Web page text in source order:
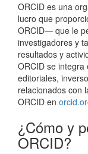
ORCID es una
lucro que
ORCID— que le
investigadores y
resultados y
ORCID se
editoriales,
relacionados con
ORCID en
¿Cómo y
ORCID?